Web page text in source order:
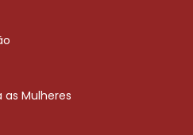
as Mulheres